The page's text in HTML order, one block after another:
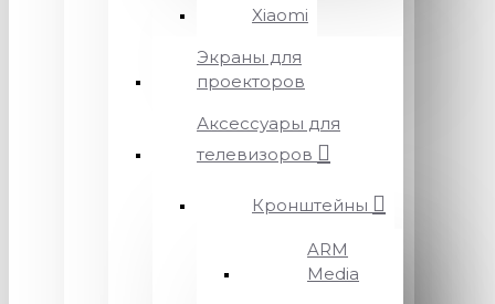
Xiaomi
Экраны для
проекторов
Аксессуары для
телевизоров
Кронштейны
ARM
Media